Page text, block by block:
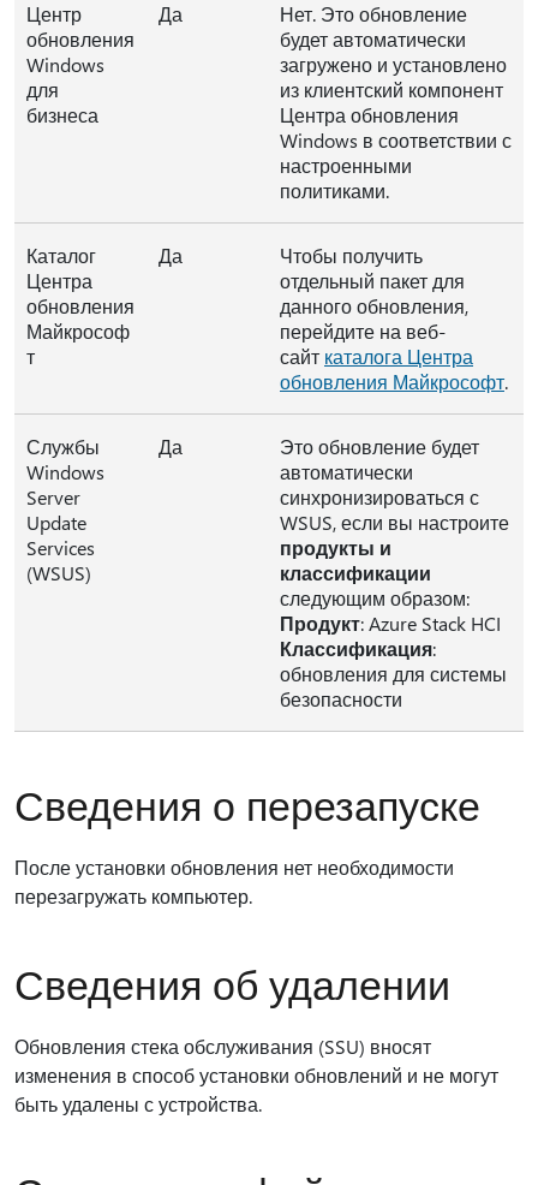
Центр
обновления
Windows
для
бизнеса
Да
Нет. Это обновление
будет автоматически
загружено и установлено
из клиентский компонент
Центра обновления
Windows в соответствии с
настроенными
политиками.
Каталог
Центра
обновления
Майкрософ
т
Да
Чтобы получить
отдельный пакет для
данного обновления,
перейдите на веб-
сайт каталога Центра
обновления Майкрософт.
Службы
Windows
Server
Update
Services
(WSUS)
Да
Это обновление будет
автоматически
синхронизироваться с
WSUS, если вы настроите
продукты и
классификации
следующим образом:
Продукт: Azure Stack HCI
Классификация:
обновления для системы
безопасности
Сведения о перезапуске
После установки обновления нет необходимости
перезагружать компьютер.
Сведения об удалении
Обновления стека обслуживания (SSU) вносят
изменения в способ установки обновлений и не могут
быть удалены с устройства.